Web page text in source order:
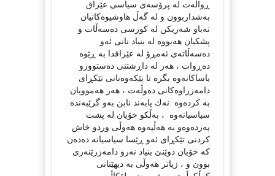
ڕواڵه‌ت له‌ پرۆسه‌ی سیاسی عێراق
به‌شداربوون و له‌ گه‌ڵ هاوشیوه‌كانیان
ته‌باو شه‌ریكن له‌ كورسی ده‌سه‌ڵات و
پشكیان هه‌بووه‌ له‌ بنیاد نانی ئه‌و
ده‌سه‌ڵاته‌ی ئه‌مڕۆ له‌ عێراقدا به‌ ڕێوه‌
ده‌ڕوات ، هه‌ر له‌ داڕشتنی ده‌ستوورو
یاساكانه‌وه‌ بگره‌ تا پێكه‌وه‌نانی تێكڕای
دامه‌زراوه‌كانی ده‌وڵه‌ت ، هه‌ر هه‌موویان
به‌ كرده‌وه‌ نه‌ك پابه‌ند نابن به‌و گرێبه‌نده‌
سیاسیانه‌وه‌ ، به‌ڵكو خۆیان له‌ پشت
په‌رده‌وه‌و به‌ هه‌ڵپه‌وه‌ هه‌وڵی وردو خاش
كردنی تێكڕای ئه‌و ڕێسا سیاسیانه‌ ده‌ده‌ن
كه‌ خۆیان دوێنێ‌ بنیاد نه‌رو دامه‌زرێنه‌ری
بوون و ، زیاتر هه‌وڵی به‌ دیهێنانی